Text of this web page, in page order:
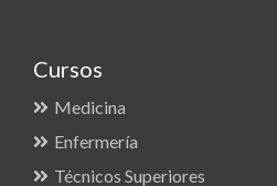
Cursos
Medicina
Enfermería
Técnicos Superiores